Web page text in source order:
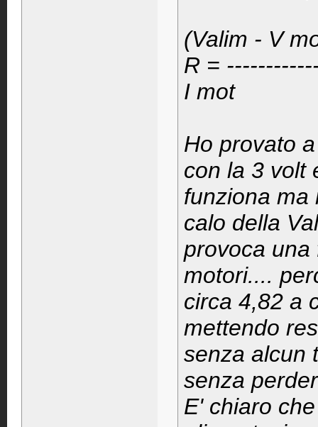
(Valim - V
R =
I mot
Ho provato
con la 3 volt
funziona ma
calo della
provoca una
motori....
circa 4,82 a
mettendo
senza alcun
senza
E' chiaro